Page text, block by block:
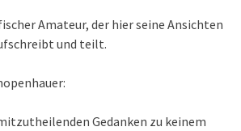
Amateur, der hier seine Ansichten
und teilt.
Gedanken zu keinem